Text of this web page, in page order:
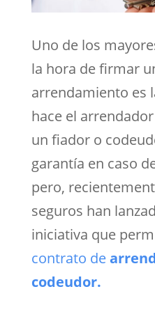
Uno de los
la hora de firmar
arrendamiento es
hace el
un fiador o
garantía en caso
pero,
seguros han
iniciativa que
contrato de
codeudor.